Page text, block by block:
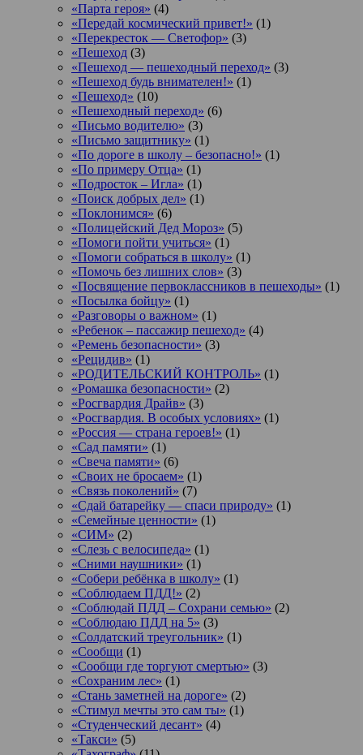
«Парта героя» (4)
«Передай космический привет!» (1)
«Перекресток — Светофор» (3)
«Пешеход (3)
«Пешеход — пешеходный переход» (3)
«Пешеход будь внимателен!» (1)
«Пешеход» (10)
«Пешеходный переход» (6)
«Письмо водителю» (3)
«Письмо защитнику» (1)
«По дороге в школу – безопасно!» (1)
«По примеру Отца» (1)
«Подросток ‒ Игла» (1)
«Поиск добрых дел» (1)
«Поклонимся» (6)
«Полицейский Дед Мороз» (5)
«Помоги пойти учиться» (1)
«Помоги собраться в школу» (1)
«Помочь без лишних слов» (3)
«Посвящение первоклассников в пешеходы» (1)
«Посылка бойцу» (1)
«Разговоры о важном» (1)
«Ребенок – пассажир пешеход» (4)
«Ремень безопасности» (3)
«Рецидив» (1)
«РОДИТЕЛЬСКИЙ КОНТРОЛЬ» (1)
«Ромашка безопасности» (2)
«Росгвардия Драйв» (3)
«Росгвардия. В особых условиях» (1)
«Россия — страна героев!» (1)
«Сад памяти» (1)
«Свеча памяти» (6)
«Своих не бросаем» (1)
«Связь поколений» (7)
«Сдай батарейку — спаси природу» (1)
«Семейные ценности» (1)
«СИМ» (2)
«Слезь с велосипеда» (1)
«Сними наушники» (1)
«Собери ребёнка в школу» (1)
«Соблюдаем ПДД!» (2)
«Соблюдай ПДД – Сохрани семью» (2)
«Соблюдаю ПДД на 5» (3)
«Солдатский треугольник» (1)
«Сообщи (1)
«Сообщи где торгуют смертью» (3)
«Сохраним лес» (1)
«Стань заметней на дороге» (2)
«Стимул мечты это сам ты» (1)
«Студенческий десант» (4)
«Такси» (5)